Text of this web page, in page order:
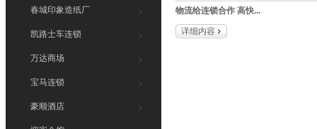
春城印象造纸厂
凯路士车连锁
万达商场
宝马连锁
豪顺酒店
物流给连锁合作 高快...
详细内容